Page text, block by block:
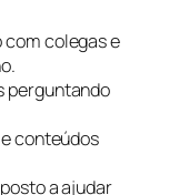
colegas e
perguntando
conteúdos
a ajudar